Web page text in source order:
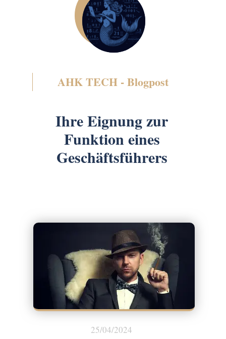
AHK TECH - Blogpost
25/04/2024
Ihre Eignung zur
Funktion eines
Geschäftsführers